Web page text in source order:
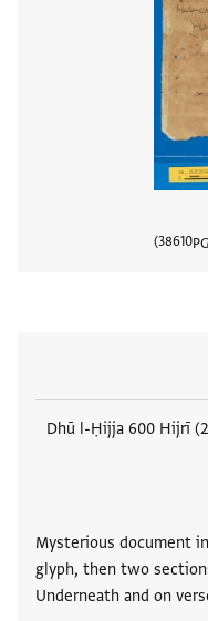
38610
3–4 Dhū l-Ḥijja 600 Hijrī
Mysterious document
glyph, then two
Underneath and on